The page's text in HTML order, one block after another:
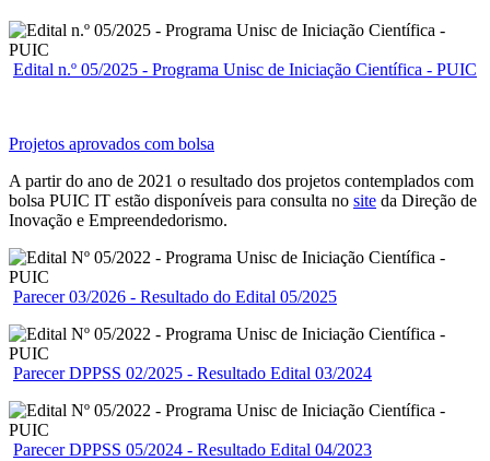
Edital n.º 05/2025 - Programa Unisc de Iniciação Científica - PUIC
Projetos aprovados com bolsa
A partir do ano de 2021 o resultado dos projetos contemplados com
bolsa PUIC IT estão disponíveis para consulta no site da Direção de
Inovação e Empreendedorismo.
Parecer 03/2026 - Resultado do Edital 05/2025
Parecer DPPSS 02/2025 - Resultado Edital 03/2024
Parecer DPPSS 05/2024 - Resultado Edital 04/2023